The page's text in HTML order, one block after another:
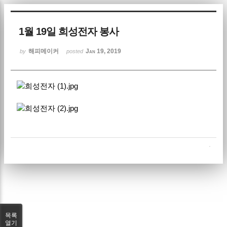
1월 19일 희성전자 봉사
by 해피메이커 posted Jan 19, 2019
목록
열기
Sketchbook5, 스케치북5
Sketchbook5, 스케치북5